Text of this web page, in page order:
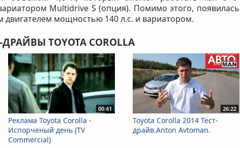
Multidrive S (опция). Помимо этого, появилась
двигателем мощностью 140 л.с. и вариатором.
TOYOTA COROLLA
00:41
Реклама Toyota Corolla -
Испорченый день (TV
Commercial)
26:22
Toyota Corolla 2014 Тест-
драйв.Anton Avtoman.